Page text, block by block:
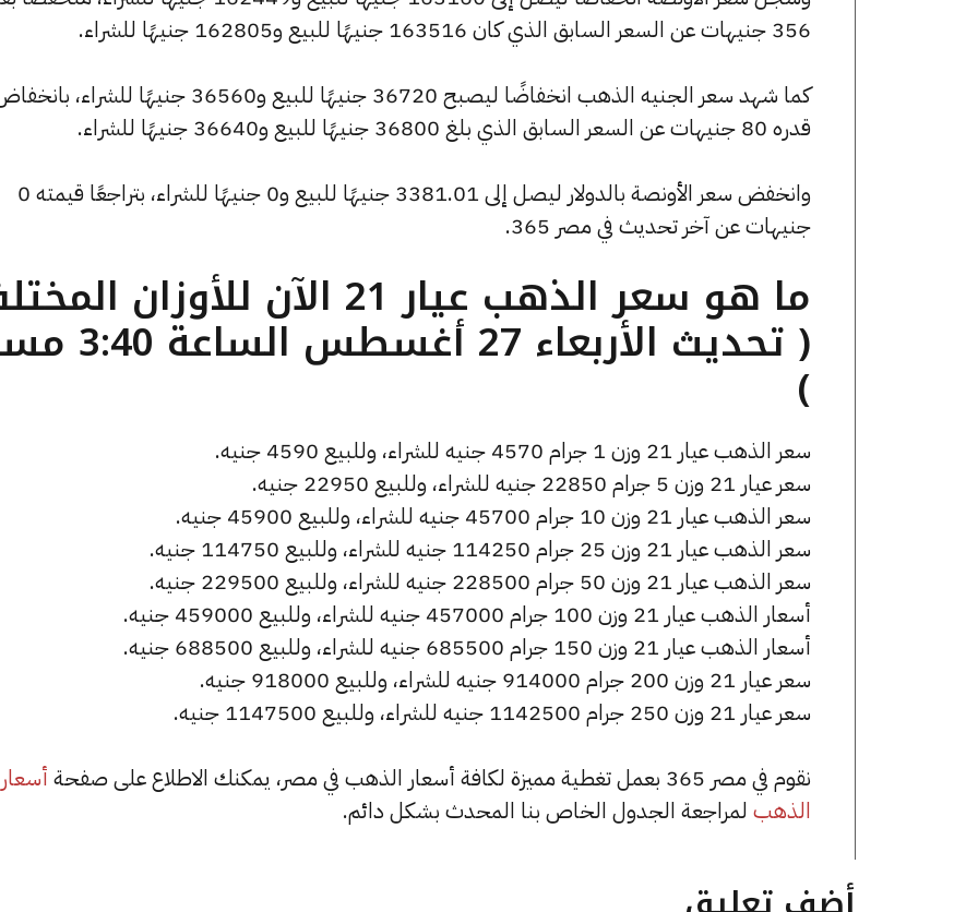
356 جنيهات عن السعر السابق الذي كان 163516 جنيهًا للبيع و162805 جنيهًا للشراء.
كما شهد سعر الجنيه الذهب انخفاضًا ليصبح 36720 جنيهًا للبيع و36560 جنيهًا للشراء،
قدره 80 جنيهات عن السعر السابق الذي بلغ 36800 جنيهًا للبيع و36640 جنيهًا للشراء.
وانخفض سعر الأونصة بالدولار ليصل إلى 3381.01 جنيهًا للبيع و0 جنيهًا للشراء، بتراجعًا قيمته 0
جنيهات عن آخر تحديث في مصر 365.
ما هو سعر الذهب عيار 21 الآن للأوزان
( تحديث الأربعاء 27
)
سعر الذهب عيار 21 وزن 1 جرام 4570 جنيه للشراء، وللبيع 4590 جنيه.
سعر عيار 21 وزن 5 جرام 22850 جنيه للشراء، وللبيع 22950 جنيه.
سعر الذهب عيار 21 وزن 10 جرام 45700 جنيه للشراء، وللبيع 45900 جنيه.
سعر الذهب عيار 21 وزن 25 جرام 114250 جنيه للشراء، وللبيع 114750 جنيه.
سعر الذهب عيار 21 وزن 50 جرام 228500 جنيه للشراء، وللبيع 229500 جنيه.
أسعار الذهب عيار 21 وزن 100 جرام 457000 جنيه للشراء، وللبيع 459000 جنيه.
أسعار الذهب عيار 21 وزن 150 جرام 685500 جنيه للشراء، وللبيع 688500 جنيه.
سعر عيار 21 وزن 200 جرام 914000 جنيه للشراء، وللبيع 918000 جنيه.
سعر عيار 21 وزن 250 جرام 1142500 جنيه للشراء، وللبيع 1147500 جنيه.
نقوم في مصر 365 بعمل تغطية مميزة لكافة أسعار الذهب في مصر، يمكنك الاطلاع على صفحة
أسعار
الذهب لمراجعة الجدول الخاص بنا المحدث بشكل دائم.